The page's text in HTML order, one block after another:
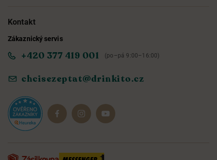
Obchodní podmínky
Ochrana osobních údajů
Reklamace a vrácení
O nás
Informace o přístupnosti služby
Dárkové sady
Kontakt
Zákaznický servis
+420 377 419 001 (po–pá 9:00–16:00)
chcisezeptat@drinkito.cz